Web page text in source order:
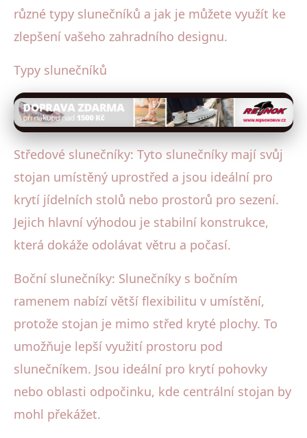
různé typy slunečníků a jak je můžete využít ke
zlepšení vašeho zahradního designu.
Typy slunečníků
Středové slunečníky: Tyto slunečníky mají svůj
stojan umístěný uprostřed a jsou ideální pro
krytí jídelních stolů nebo prostorů pro sezení.
Jejich hlavní výhodou je stabilní konstrukce,
která dokáže odolávat větru a počasí.
Boční slunečníky: Slunečníky s bočním
ramenem nabízí větší flexibilitu v umístění,
protože stojan je mimo střed kryté plochy. To
umožňuje lepší využití prostoru pod
slunečníkem. Jsou ideální pro krytí pohovky
nebo oblasti odpočinku, kde centrální stojan by
mohl překážet.